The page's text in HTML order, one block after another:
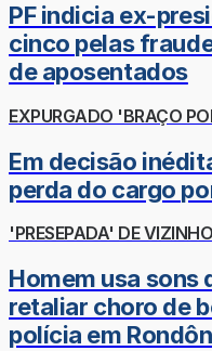
PF indicia ex-
cinco pelas
de aposentados
EXPURGADO 'BRAÇO
Em decisão
perda do cargo
'PRESEPADA' DE
Homem usa sons
retaliar choro de
polícia em